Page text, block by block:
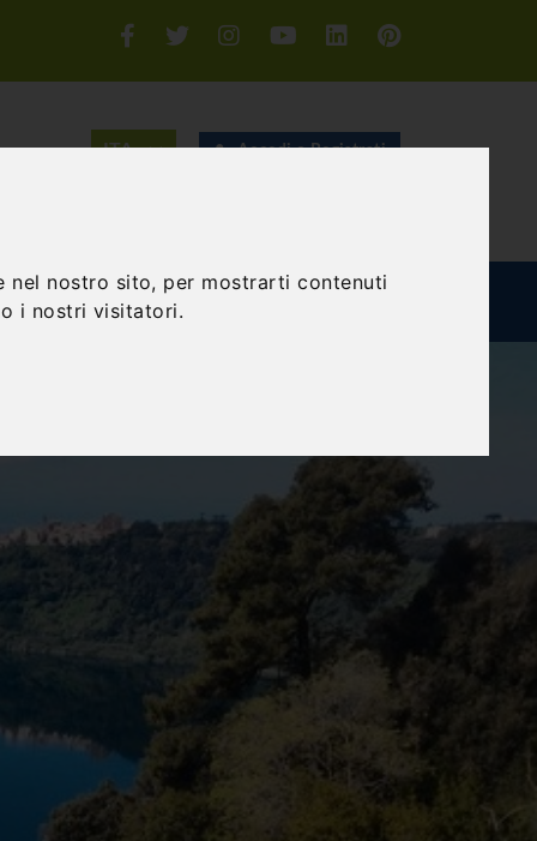
nel nostro sito, per mostrarti contenuti
i nostri visitatori.
Accedi o Registrati
BUILDING GIFT EXPERIENCE